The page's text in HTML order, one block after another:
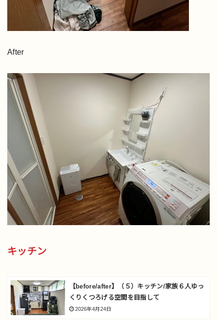
After
キッチン
【before/after】（５）キッチン/家族６人ゆっ
くりくつろげる空間を目指して
2026年4月24日